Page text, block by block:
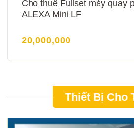
Cho thuê Fullset máy quay
ALEXA Mini LF
20,000,000
Thiết Bị Cho